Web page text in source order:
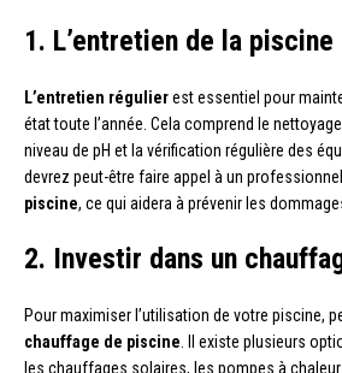
1. L’entretien de la piscine
L’entretien régulierest essentiel pour
état toute l’année. Cela comprend le
niveau de pH et la vérification régulière des
devrez peut-être faire appel à un
piscine, ce qui aidera à prévenir les
2. Investir dans un
Pour maximiser l’utilisation de votre piscine,
chauffage de piscine . Il existe plusieurs
les chauffages solaires, les pompes à